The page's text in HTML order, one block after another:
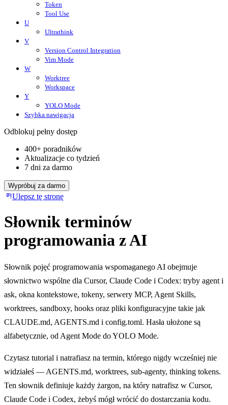
Token
Tool Use
U
Ultrathink
V
Version Control Integration
Vim Mode
W
Worktree
Workspace
Y
YOLO Mode
Szybka nawigacja
Odblokuj pełny dostęp
400+ poradników
Aktualizacje co tydzień
7 dni za darmo
Wypróbuj za darmo
Ulepsz tę stronę
Słownik terminów
programowania z AI
Słownik pojęć programowania wspomaganego AI obejmuje
słownictwo wspólne dla Cursor, Claude Code i Codex: tryby agent i
ask, okna kontekstowe, tokeny, serwery MCP, Agent Skills,
worktrees, sandboxy, hooks oraz pliki konfiguracyjne takie jak
CLAUDE.md, AGENTS.md i config.toml. Hasła ułożone są
alfabetycznie, od Agent Mode do YOLO Mode.
Czytasz tutorial i natrafiasz na termin, którego nigdy wcześniej nie
widziałeś — AGENTS.md, worktrees, sub-agenty, thinking tokens.
Ten słownik definiuje każdy żargon, na który natrafisz w Cursor,
Claude Code i Codex, żebyś mógł wrócić do dostarczania kodu.